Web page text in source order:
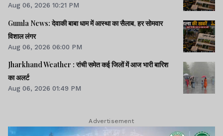
उड़ान पर रवाना हुआ था. शाम करीब 7:42 बजे
उसका ग्राउंड कंट्रोल से संपर्क टूट गया था,
जिसके बाद विमान का पता नहीं चल सका था.
झारखंड न्यूज़
Aug 06, 2026 10:21 PM
Gumla News: देवाकी बाबा धाम में आस्था का सैलाब, हर सोमवार
विशाल लंगर
Aug 06, 2026 06:00 PM
Jharkhand Weather : रांची समेत कई जिलों में आज भारी बारिश
का अलर्ट
Aug 06, 2026 01:49 PM
Advertisement